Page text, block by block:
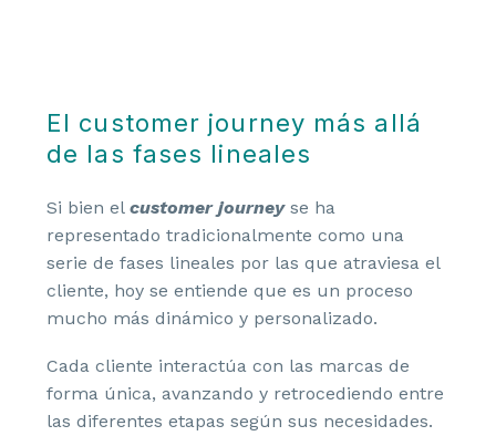
El customer journey más allá
de las fases lineales
Si bien el customer journeyse ha
representado tradicionalmente como una
serie de fases lineales por las que atraviesa el
cliente, hoy se entiende que es un proceso
mucho más dinámico y personalizado.
Cada cliente interactúa con las marcas de
forma única, avanzando y retrocediendo entre
las diferentes etapas según sus necesidades.